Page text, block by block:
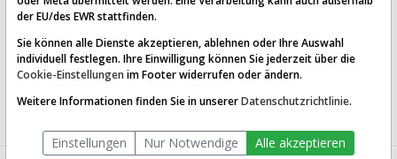
BID:41,082 $
Website:
Sektor:
Real Estate / REIT - Healthcare Facilities
9.65 Mrd. USD
Anzahl
236,240,240
der EU/des EWR stattfinden.
Sie können alle Dienste akzeptieren, ablehnen oder Ihre Auswahl
individuell festlegen. Ihre Einwilligung können Sie jederzeit über die
Cookie-Einstellungen im Footer widerrufen oder ändern.
Weitere Informationen finden Sie in unsererDatenschutzrichtlinie.
Einstellungen Nur Notwendige Alle akzeptieren